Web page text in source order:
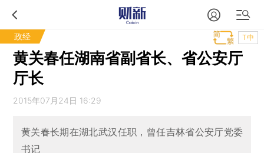
政经 T中
黄关春任湖南省副省长、省公安厅
厅长
2015年07月24日 16:29
黄关春长期在湖北武汉任职，曾任吉林省公安厅党委
书记